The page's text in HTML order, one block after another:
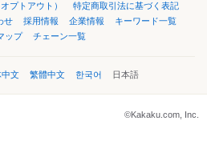
プトアウト）
特定商取引法に基づく表記
せ 採用情報 企業情報
キーワード一覧
ップ
チェーン一覧
文 繁體中文 한국어 日本語
©Kakaku.com, Inc.